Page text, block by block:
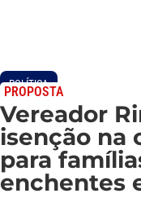
POLÍTICA
PROPOSTA
Vereador
isenção na
para
enchentes